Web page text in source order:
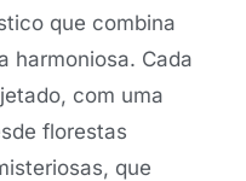
que combina
harmoniosa. Cada
com uma
florestas
que